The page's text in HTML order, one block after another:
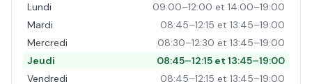
Lundi
09:00–12:00 et 14:00–19:00
Mardi
08:45–12:15 et 13:45–19:00
Mercredi
08:30–12:30 et 13:45–19:00
Jeudi
08:45–12:15 et 13:45–19:00
Vendredi
08:45–12:15 et 13:45–19:00